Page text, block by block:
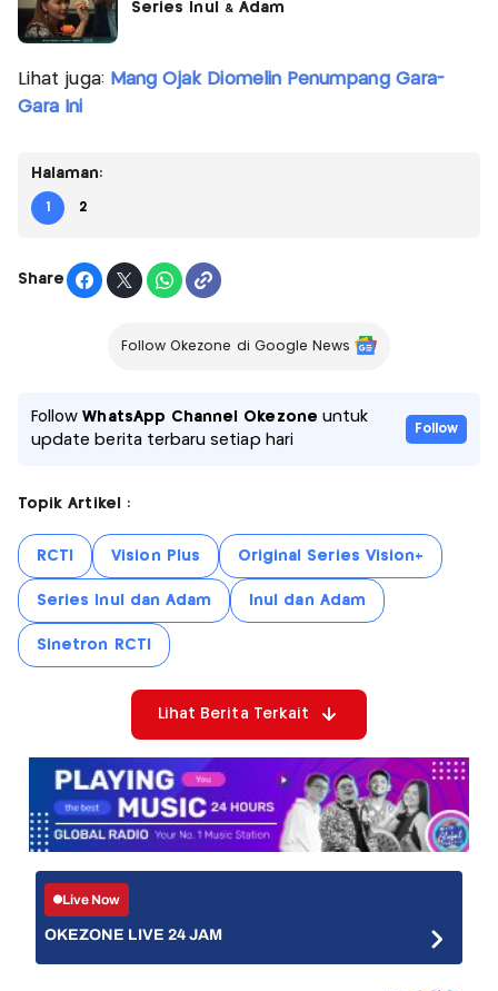
Series Inul & Adam
Lihat juga: Mang Ojak Diomelin Penumpang Gara-
Gara Ini
Halaman:
1 2
Share
Follow Okezone di Google News
FollowWhatsApp Channel Okezone untuk
update berita terbaru setiap hari
Follow
Topik Artikel :
RCTI Vision Plus Original Series Vision+
Series Inul dan Adam Inul dan Adam
Sinetron RCTI
Lihat Berita Terkait
Live Now
OKEZONE LIVE 24 JAM